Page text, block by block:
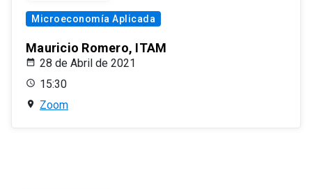
Microeconomía Aplicada
Mauricio Romero, ITAM
28 de Abril de 2021
15:30
Zoom